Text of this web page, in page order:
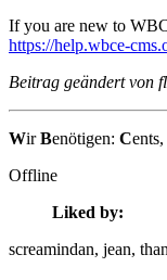
If you are new to
https://help.wbce-
Beitrag geändert von
WirBenötigen: Cents,
Offline
Liked by:
screamindan, jean,